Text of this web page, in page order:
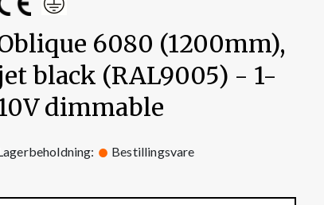
6080 (1200mm),
black (RAL9005) - 1-
dimmable
Bestillingsvare